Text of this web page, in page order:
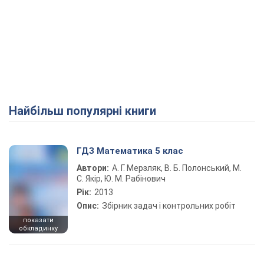
Найбільш популярні книги
показати
обкладинку
ГДЗ Математика 5 клас
Автори: А. Г. Мерзляк, В. Б. Полонський, М.
С. Якір, Ю. М. Рабінович
Рік: 2013
Опис: Збірник задач і контрольних робіт